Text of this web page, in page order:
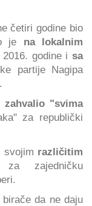
četiri godine bio
je na lokalnim
godine i sa
partije Nagipa
zahvalio "svima
za republički
svojim različitim
zajedničku
birače da ne daju